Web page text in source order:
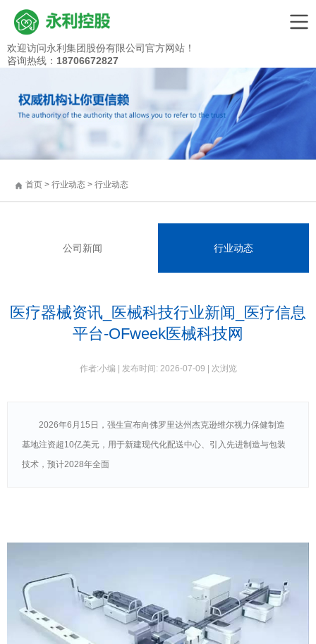
永
利
司
欢迎访问永利集团股份有限公司官方网站！
咨询热线： 18706672827
首页 > 行业动态 > 行业动态
公司新闻 行业动态
医疗器械资讯_医械科技行业新闻_医疗信息
平台-OFweek医械科技网
作者:小编 | 发布时间: 2026-07-09 | 次浏览
2026年6月15日，强生宣布向佛罗里达州杰克逊维尔视力保健制造
基地注资超10亿美元，用于新建现代化配送中心、引入先进制造与包装
技术，预计2028年全面